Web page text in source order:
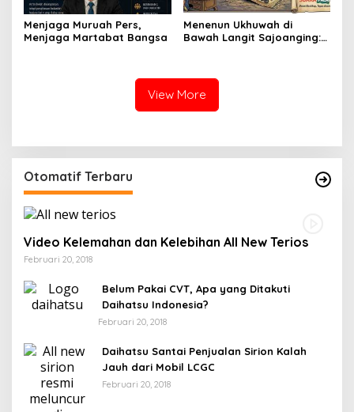
Menjaga Muruah Pers,
Menjaga Martabat Bangsa
Menenun Ukhuwah di
Bawah Langit Sajoanging:
Kedamaian Malam
View More
Otomatif Terbaru
Video Kelemahan dan Kelebihan All New Terios
Februari 20, 2018
Belum Pakai CVT, Apa yang Ditakuti
Daihatsu Indonesia?
Februari 20, 2018
Daihatsu Santai Penjualan Sirion Kalah
Jauh dari Mobil LCGC
Februari 20, 2018